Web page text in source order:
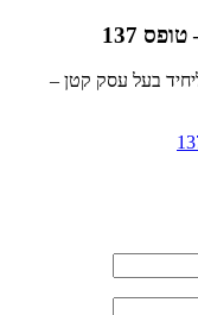
137
בעל עסק קטן –